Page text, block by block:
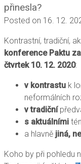
přinesla?
Posted on 16. 12.
Kontrastní, tradiční,
konference Paktu
čtvrtek 10. 12. 2020:
v kontrastu k
neformálních
v tradiční
s aktuálními
a hlavně jiná,
Koho by při pohledu